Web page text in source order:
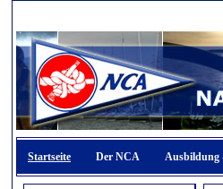
Startseite Der NCA Ausbildung